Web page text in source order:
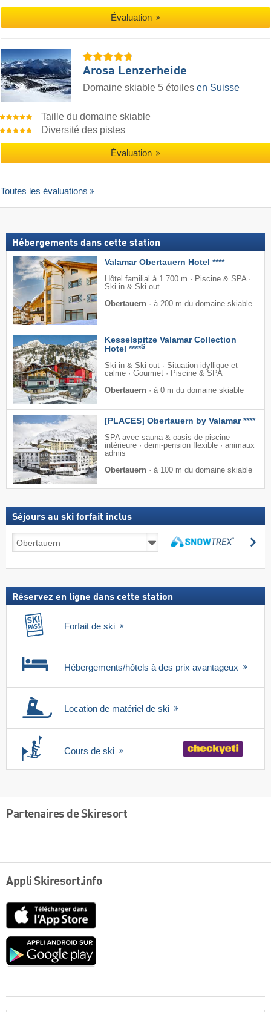
Évaluation
Arosa Lenzerheide
Domaine skiable 5 étoiles en Suisse
Taille du domaine skiable
Diversité des pistes
Évaluation
Toutes les évaluations
Hébergements dans cette station
Valamar Obertauern Hotel ****
Hôtel familial à 1 700 m · Piscine & SPA ·
Ski in & Ski out
Obertauern · à 200 m du domaine skiable
Kesselspitze Valamar Collection
Hotel ****S
Ski-in & Ski-out · Situation idyllique et
calme · Gourmet · Piscine & SPA
Obertauern · à 0 m du domaine skiable
[PLACES] Obertauern by Valamar ****
SPA avec sauna & oasis de piscine
intérieure · demi-pension flexible · animaux
admis
Obertauern · à 100 m du domaine skiable
Séjours au ski forfait inclus
au
forfait
Réservez en ligne dans cette station
Forfait de ski
Hébergements/hôtels à des prix avantageux
Location de matériel de ski
Cours de ski
Partenaires de Skiresort
Appli Skiresort.info
Google